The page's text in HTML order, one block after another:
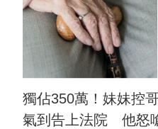
獨佔350萬！妹妹控
氣到告上法院 他怒